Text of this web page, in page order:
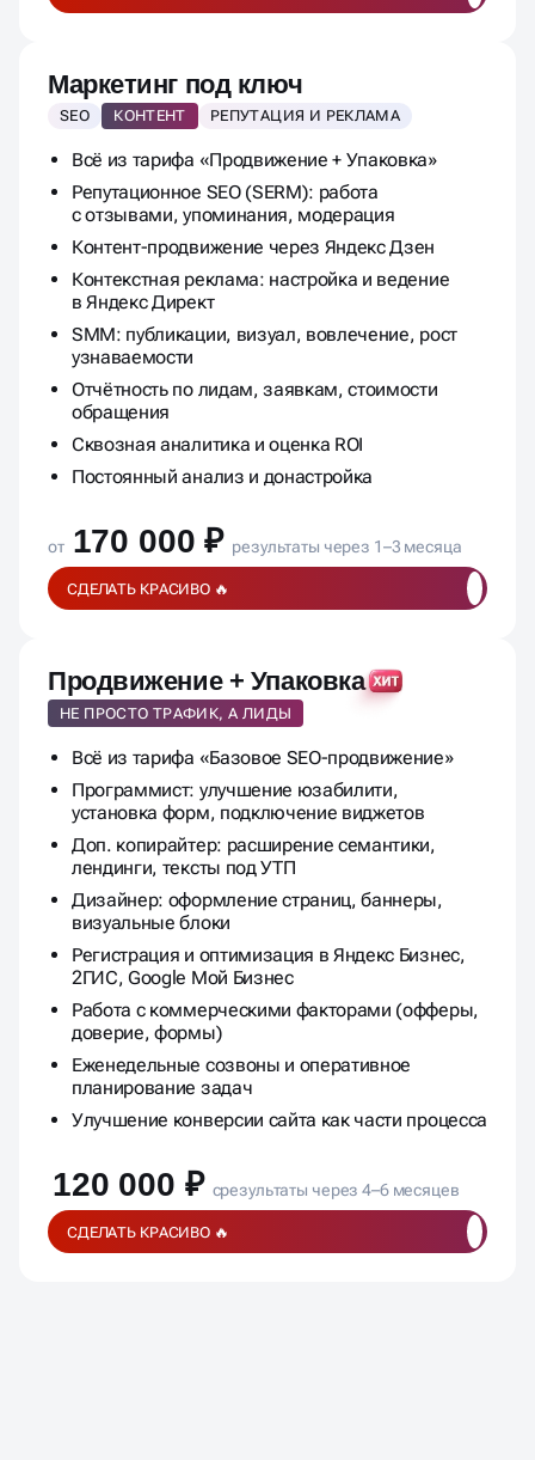
Маркетинг под ключ
SEO КОНТЕНТ РЕПУТАЦИЯ И РЕКЛАМА
Всё из тарифа «Продвижение + Упаковка»
Репутационное SEO (SERM): работа
с отзывами, упоминания, модерация
Контент-продвижение через Яндекс Дзен
Контекстная реклама: настройка и ведение
в Яндекс Директ
SMM: публикации, визуал, вовлечение, рост
узнаваемости
Отчётность по лидам, заявкам, стоимости
обращения
Сквозная аналитика и оценка ROI
от 170 000 ₽
Продвижение + Упаковка
НЕ ПРОСТО ТРАФИК, А ЛИДЫ
Всё из тарифа «Базовое SEO-продвижение»
Программист: улучшение юзабилити,
установка форм, подключение виджетов
Доп. копирайтер: расширение семантики,
лендинги, тексты под УТП
Дизайнер: оформление страниц, баннеры,
визуальные блоки
Регистрация и оптимизация в Яндекс Бизнес,
2ГИС, Google Мой Бизнес
Работа с коммерческими факторами (офферы,
доверие, формы)
Еженедельные созвоны и оперативное
планирование задач
120 000 ₽ срезультаты через 4–6 месяцев